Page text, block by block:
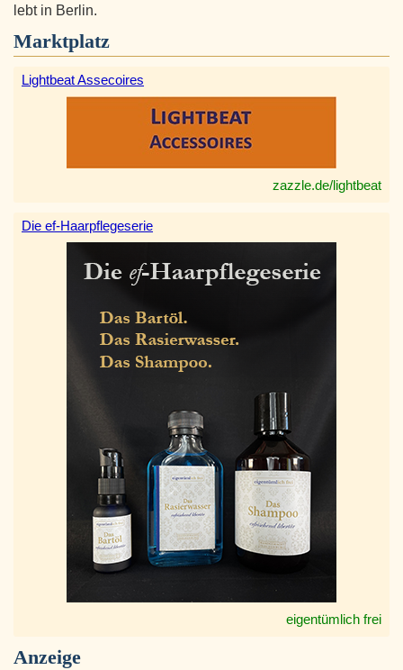
lebt in Berlin.
Marktplatz
Lightbeat Assecoires
zazzle.de/lightbeat
Die ef-Haarpflegeserie
eigentümlich frei
Anzeige